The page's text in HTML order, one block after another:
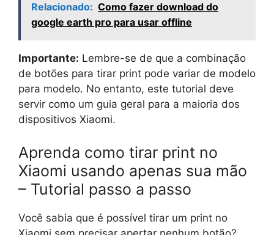
Relacionado: Como fazer download do
google earth pro para usar offline
Importante: Lembre-se de que a combinação
de botões para tirar print pode variar de modelo
para modelo. No entanto, este tutorial deve
servir como um guia geral para a maioria dos
dispositivos Xiaomi.
Aprenda como tirar print no
Xiaomi usando apenas sua mão
– Tutorial passo a passo
Você sabia que é possível tirar um print no